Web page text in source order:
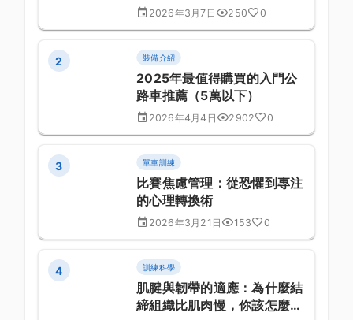
2026年3月7日 250 0
2 裝備介紹
2025年最值得購買的入門公
路車推薦（5萬以下）
2026年4月4日 2902 0
3 單車訓練
比賽焦慮管理：從恐懼到專注
的心理轉換術
2026年3月21日 153 0
4 訓練科學
肌腱與韌帶的適應：為什麼結
締組織比肌肉慢，你該怎麼順